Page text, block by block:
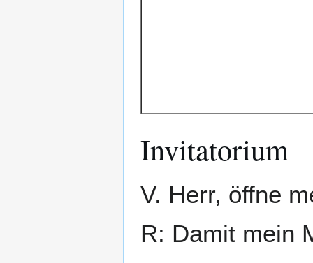
Invitatorium
V. Herr, öffne
R: Damit mein